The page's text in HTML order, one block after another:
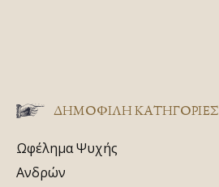
ΔΗΜΟΦΙΛΗ ΚΑΤΗΓΟΡΙΕΣ
Ωφέλημα Ψυχής
Ανδρών